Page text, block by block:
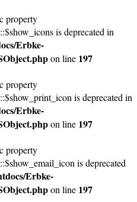
property
is deprecated in
Erbke-
on line 197
property
is deprecated in
Erbke-
on line 197
property
is deprecated
Erbke-
on line 197